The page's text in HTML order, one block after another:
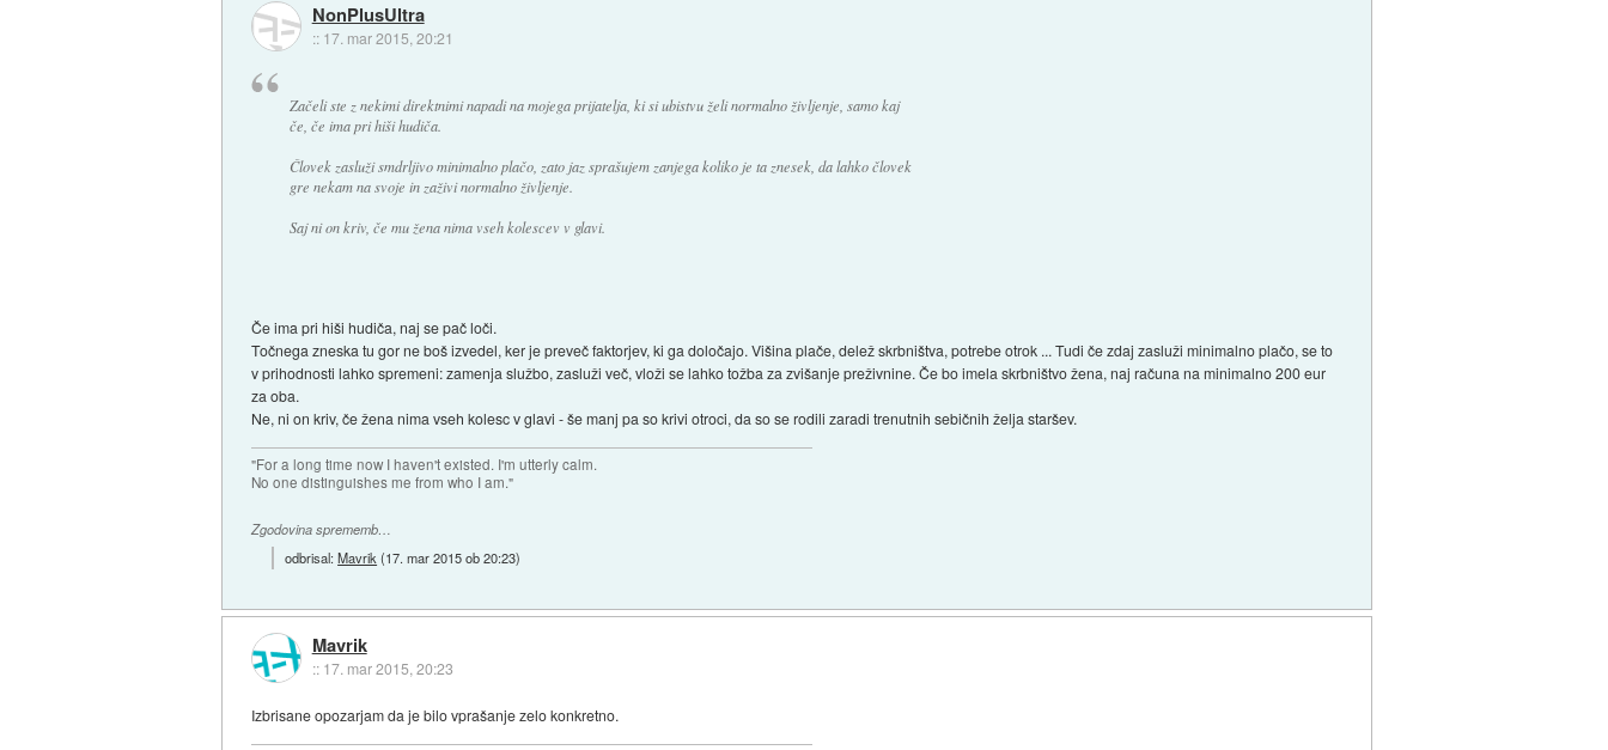
NonPlusUltra
:: 17. mar 2015, 20:21
Začeli ste z nekimi direktnimi napadi na mojega prijatelja, ki si ubistvu želi normalno življenje, samo kaj
če, če ima pri hiši hudiča.
Človek zasluži smdrljivo minimalno plačo, zato jaz sprašujem zanjega koliko je ta znesek, da lahko človek
gre nekam na svoje in zaživi normalno življenje.
Saj ni on kriv, če mu žena nima vseh kolescev v glavi.
Če ima pri hiši hudiča, naj se pač loči.
Točnega zneska tu gor ne boš izvedel, ker je preveč faktorjev, ki ga določajo. Višina plače, delež skrbništva, potrebe otrok ... Tudi če zdaj zasluži minimalno plačo, se to
v prihodnosti lahko spremeni: zamenja službo, zasluži več, vloži se lahko tožba za zvišanje preživnine. Če bo imela skrbništvo žena, naj računa na minimalno 200 eur
za oba.
Ne, ni on kriv, če žena nima vseh kolesc v glavi - še manj pa so krivi otroci, da so se rodili zaradi trenutnih sebičnih želja staršev.
"For a long time now I haven't existed. I'm utterly calm.
No one distinguishes me from who I am."
Zgodovina sprememb…
odbrisal:Mavrik (17. mar 2015 ob 20:23)
Mavrik
:: 17. mar 2015, 20:23
Izbrisane opozarjam da je bilo vprašanje zelo konkretno.